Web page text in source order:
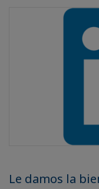
Le damos la